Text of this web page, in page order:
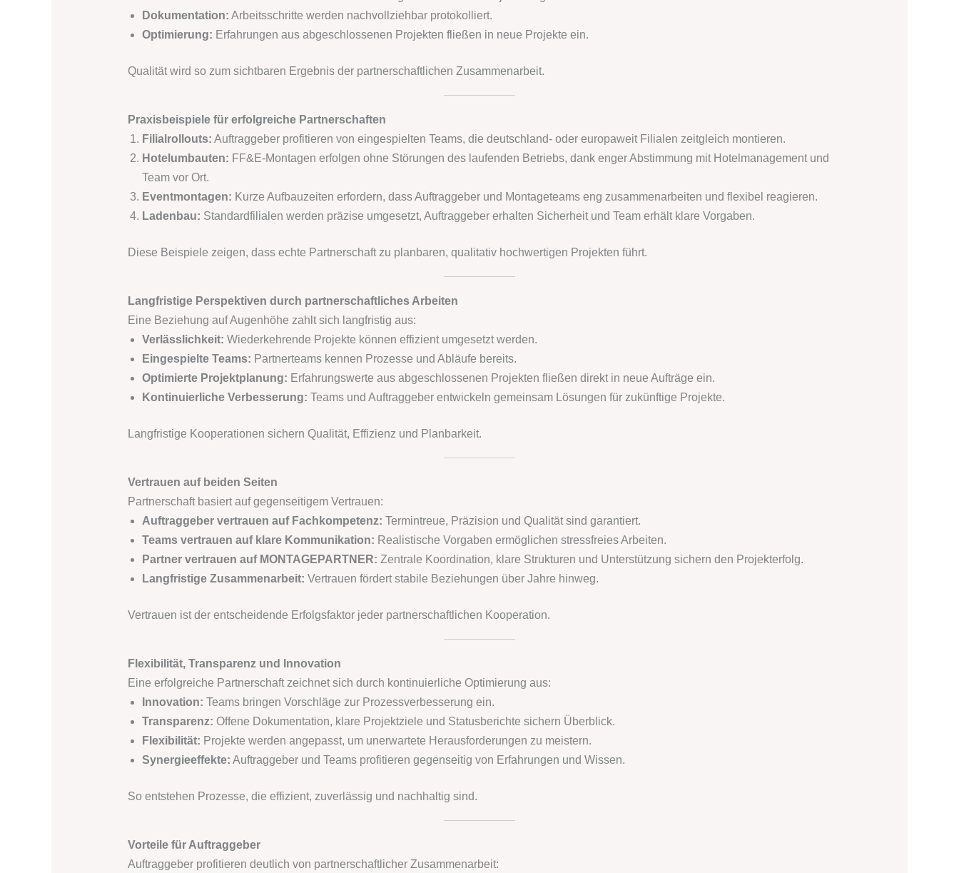
Dokumentation: Arbeitsschritte werden nachvollziehbar protokolliert.
Optimierung: Erfahrungen aus abgeschlossenen Projekten fließen in neue Projekte ein.
Qualität wird so zum sichtbaren Ergebnis der partnerschaftlichen Zusammenarbeit.
Praxisbeispiele für erfolgreiche Partnerschaften
Filialrollouts: Auftraggeber profitieren von eingespielten Teams, die deutschland- oder europaweit Filialen zeitgleich montieren.
Hotelumbauten: FF&E-Montagen erfolgen ohne Störungen des laufenden Betriebs, dank enger Abstimmung mit Hotelmanagement und
Team vor Ort.
Eventmontagen: Kurze Aufbauzeiten erfordern, dass Auftraggeber und Montageteams eng zusammenarbeiten und flexibel reagieren.
Ladenbau: Standardfilialen werden präzise umgesetzt, Auftraggeber erhalten Sicherheit und Team erhält klare Vorgaben.
Diese Beispiele zeigen, dass echte Partnerschaft zu planbaren, qualitativ hochwertigen Projekten führt.
Langfristige Perspektiven durch partnerschaftliches Arbeiten
Eine Beziehung auf Augenhöhe zahlt sich langfristig aus:
Verlässlichkeit: Wiederkehrende Projekte können effizient umgesetzt werden.
Eingespielte Teams: Partnerteams kennen Prozesse und Abläufe bereits.
Optimierte Projektplanung: Erfahrungswerte aus abgeschlossenen Projekten fließen direkt in neue Aufträge ein.
Kontinuierliche Verbesserung: Teams und Auftraggeber entwickeln gemeinsam Lösungen für zukünftige Projekte.
Langfristige Kooperationen sichern Qualität, Effizienz und Planbarkeit.
Vertrauen auf beiden Seiten
Partnerschaft basiert auf gegenseitigem Vertrauen:
Auftraggeber vertrauen auf Fachkompetenz: Termintreue, Präzision und Qualität sind garantiert.
Teams vertrauen auf klare Kommunikation: Realistische Vorgaben ermöglichen stressfreies Arbeiten.
Partner vertrauen auf MONTAGEPARTNER: Zentrale Koordination, klare Strukturen und Unterstützung sichern den Projekterfolg.
Langfristige Zusammenarbeit: Vertrauen fördert stabile Beziehungen über Jahre hinweg.
Vertrauen ist der entscheidende Erfolgsfaktor jeder partnerschaftlichen Kooperation.
Flexibilität, Transparenz und Innovation
Eine erfolgreiche Partnerschaft zeichnet sich durch kontinuierliche Optimierung aus:
Innovation: Teams bringen Vorschläge zur Prozessverbesserung ein.
Transparenz: Offene Dokumentation, klare Projektziele und Statusberichte sichern Überblick.
Flexibilität: Projekte werden angepasst, um unerwartete Herausforderungen zu meistern.
Synergieeffekte: Auftraggeber und Teams profitieren gegenseitig von Erfahrungen und Wissen.
So entstehen Prozesse, die effizient, zuverlässig und nachhaltig sind.
Vorteile für Auftraggeber
Auftraggeber profitieren deutlich von partnerschaftlicher Zusammenarbeit: